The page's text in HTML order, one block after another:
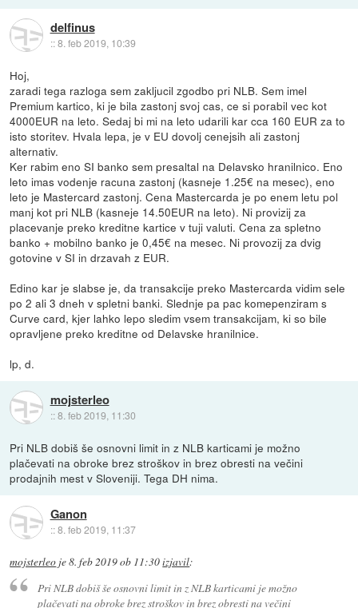
delfinus
::8. feb 2019, 10:39
Hoj,
zaradi tega razloga sem zakljucil zgodbo pri NLB. Sem imel
Premium kartico, ki je bila zastonj svoj cas, ce si porabil vec kot
4000EUR na leto. Sedaj bi mi na leto udarili kar cca 160 EUR za to
isto storitev. Hvala lepa, je v EU dovolj cenejsih ali zastonj
alternativ.
Ker rabim eno SI banko sem presaltal na Delavsko hranilnico. Eno
leto imas vodenje racuna zastonj (kasneje 1.25€ na mesec), eno
leto je Mastercard zastonj. Cena Mastercarda je po enem letu pol
manj kot pri NLB (kasneje 14.50EUR na leto). Ni provizij za
placevanje preko kreditne kartice v tuji valuti. Cena za spletno
banko + mobilno banko je 0,45€ na mesec. Ni provozij za dvig
gotovine v SI in drzavah z EUR.
Edino kar je slabse je, da transakcije preko Mastercarda vidim sele
po 2 ali 3 dneh v spletni banki. Slednje pa pac komepenziram s
Curve card, kjer lahko lepo sledim vsem transakcijam, ki so bile
opravljene preko kreditne od Delavske hranilnice.
lp, d.
mojsterleo
::8. feb 2019, 11:30
Pri NLB dobiš še osnovni limit in z NLB karticami je možno
plačevati na obroke brez stroškov in brez obresti na večini
prodajnih mest v Sloveniji. Tega DH nima.
Ganon
::8. feb 2019, 11:37
mojsterleo je8. feb 2019 ob 11:30izjavil:
Pri NLB dobiš še osnovni limit in z NLB karticami je možno
plačevati na obroke brez stroškov in brez obresti na večini